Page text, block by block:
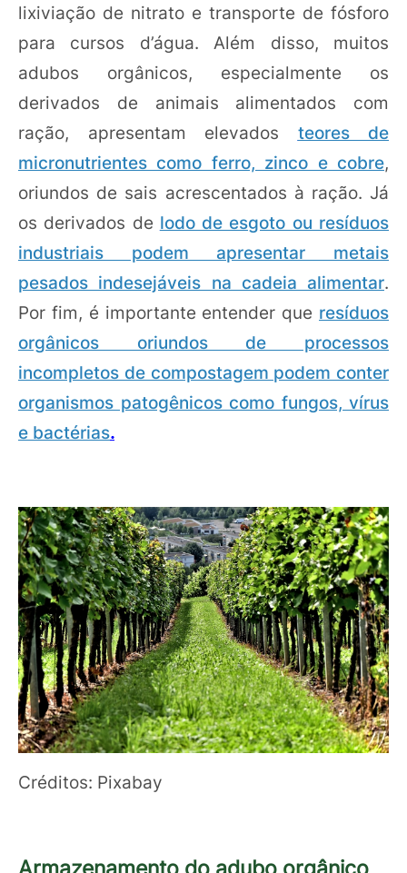
lixiviação de nitrato e transporte de fósforo
para cursos d’água. Além disso, muitos
adubos orgânicos, especialmente os
derivados de animais alimentados com
ração, apresentam elevados teores de
micronutrientes como ferro, zinco e cobre,
oriundos de sais acrescentados à ração. Já
os derivados de lodo de esgoto ou resíduos
industriais podem apresentar metais
pesados indesejáveis na cadeia alimentar.
Por fim, é importante entender que resíduos
orgânicos oriundos de processos
incompletos de compostagem podem conter
organismos patogênicos como fungos, vírus
e bactérias.
Créditos: Pixabay